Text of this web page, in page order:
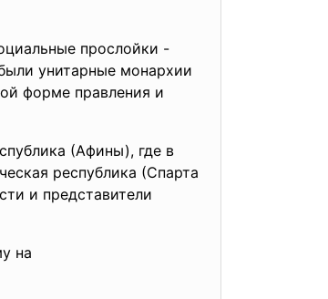
прослойки -
унитарные монархии
форме правления и
(Афины), где в
республика (Спарта
и представители
на